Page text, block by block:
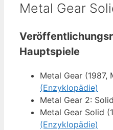
Metal Gear
Hauptspiele
Metal Gear (1987,
(Enzyklopädie)
Metal Gear 2:
Metal Gear Solid
(Enzyklopädie)